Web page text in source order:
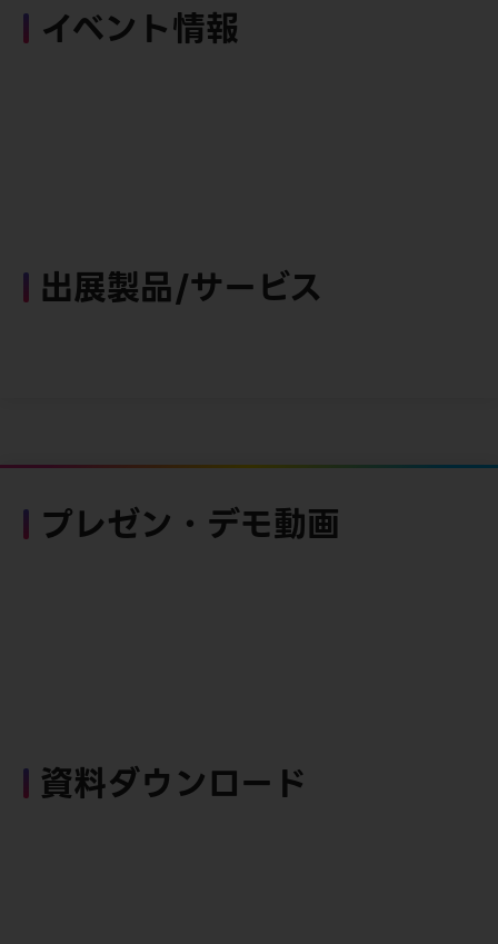
イベント情報
出展製品/サービス
プレゼン・デモ動画
資料ダウンロード